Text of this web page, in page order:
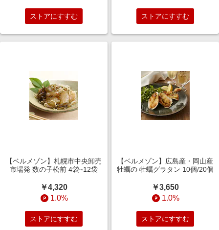
ストアにすすむ ストアにすすむ
【ベルメゾン】札幌市中央卸売
市場発 数の子松前 4袋~12袋
￥4,320
1.0%
ストアにすすむ
【ベルメゾン】広島産・岡山産
牡蠣の 牡蠣グラタン 10個/20個
￥3,650
1.0%
ストアにすすむ